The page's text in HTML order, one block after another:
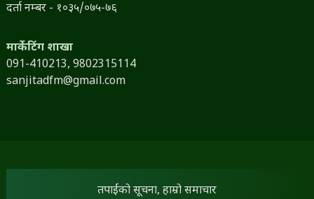
दर्ता नम्बर - १०३५/०७५-७६
मार्केटिंग शाखा
091-410213, 9802315114
sanjitadfm@gmail.com
तपाईंको सूचना, हाम्रो समाचार